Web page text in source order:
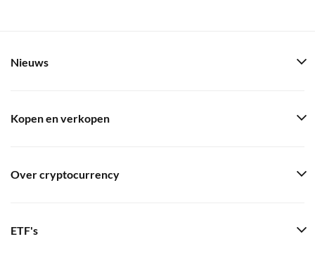
Nieuws
Kopen en verkopen
Over cryptocurrency
ETF's